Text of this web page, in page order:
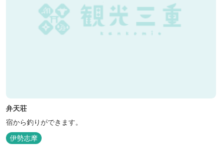
弁天荘
宿から釣りができます。
伊勢志摩